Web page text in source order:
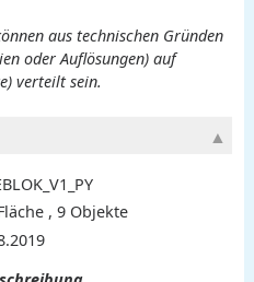
aus technischen Gründen
oder Auflösungen) auf
verteilt sein.
, 9 Objekte